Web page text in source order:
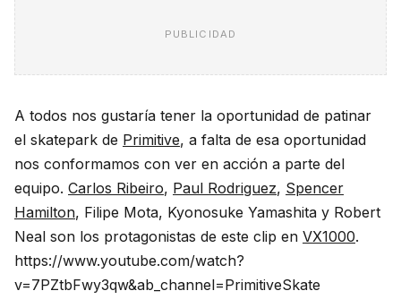
PUBLICIDAD
A todos nos gustaría tener la oportunidad de patinar
el skatepark de Primitive, a falta de esa oportunidad
nos conformamos con ver en acción a parte del
equipo. Carlos Ribeiro, Paul Rodriguez, Spencer
Hamilton, Filipe Mota, Kyonosuke Yamashita y Robert
Neal son los protagonistas de este clip en VX1000.
https://www.youtube.com/watch?
v=7PZtbFwy3qw&ab_channel=PrimitiveSkate